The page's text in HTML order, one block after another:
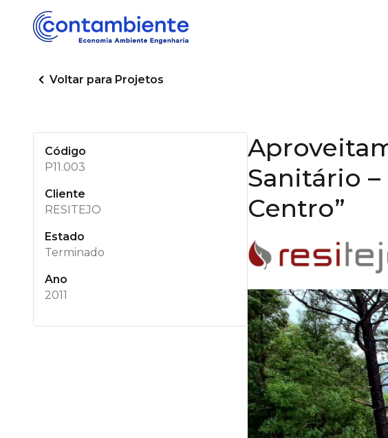
Voltar para Projetos
Código
P11.003
Cliente
RESITEJO
Estado
Terminado
Ano
2011
Sanitário
Centro”